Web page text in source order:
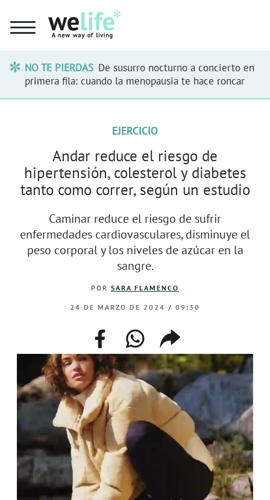
NO TE PIERDAS De susurro nocturno a concierto en
primera fila: cuando la menopausia te hace roncar
EJERCICIO
Andar reduce el riesgo de
hipertensión, colesterol y diabetes
tanto como correr, según un estudio
Caminar reduce el riesgo de sufrir
enfermedades cardiovasculares, disminuye el
peso corporal y los niveles de azúcar en la
sangre.
POR SARA FLAMENCO
24 DE MARZO DE 2024 / 09:30
facebookwhatsappcompartir
enlace